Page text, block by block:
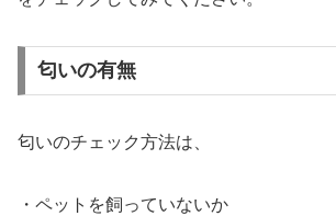
匂いの有無
匂いのチェック方法は、
・ペットを飼っていないか